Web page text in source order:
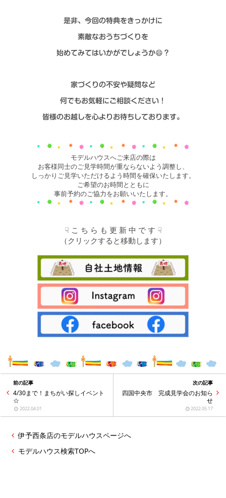
是非、今回の特典をきっかけに
素敵なおうちづくりを
始めてみてはいかがでしょうか😄？
家づくりの不安や疑問など
何でもお気軽にご相談ください！
皆様のお越しを心よりお待ちしております。
モデルハウスへご来店の際は
お客様同士のご見学時間が重ならないよう調整し、
しっかりご見学いただけるよう時間を確保いたします。
ご希望のお時間とともに
事前予約のご協力をお願いいたします。
☟ こ ち ら も 更 新 中 で す ☟
（クリックすると移動します）
前の記事
4/30まで！まちがい探しイベント
☆
2022.04.01
次の記事
四国中央市 完成見学会のお知ら
せ
2022.05.17
伊予西条店のモデルハウスページへ
モデルハウス検索TOPへ